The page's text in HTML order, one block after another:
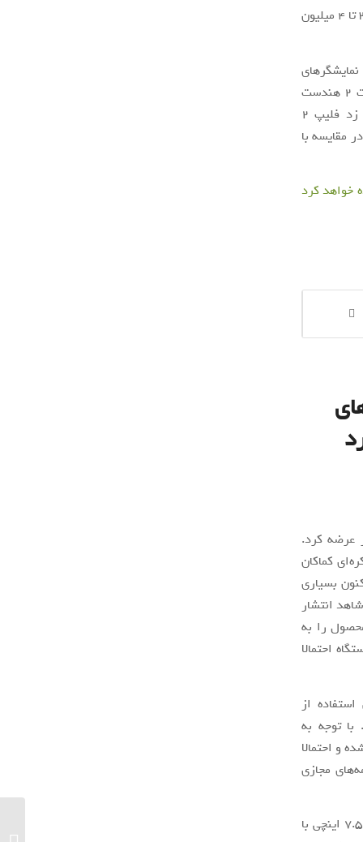
کرد. از این تعداد رقمی بین 2.5 تا 3 میلیون واحد مربوط به گلکسی زد فولد 3 بوده و 3.5 تا 4 میلیون
تاشو در مقایسه با سال گذشته بسیار بیش‌تر باشد. بعلاوه غول کره‌ای نسبت به موفقیت 2 هندست
تاشو خود در آینده کاملا اطمینان دارد. مدل‌های تاشو گلکسی زد فولد 2 و گلکسی زد فلیپ 2
که در مقایسه با
عرضه کرد.
کماکان
بسیاری
زد فولد 3 هستند. اخیرا شاهد انتشار
را به
احتمالا
از
توجه به
و احتمالا
مجازی
از سایر جنبه‌ها نیز اسمارت‌فون سامسونگ گلکسی زد فولد 3 مجهز به نمایشگر داخلی 7.56 اینچی با
آغاز